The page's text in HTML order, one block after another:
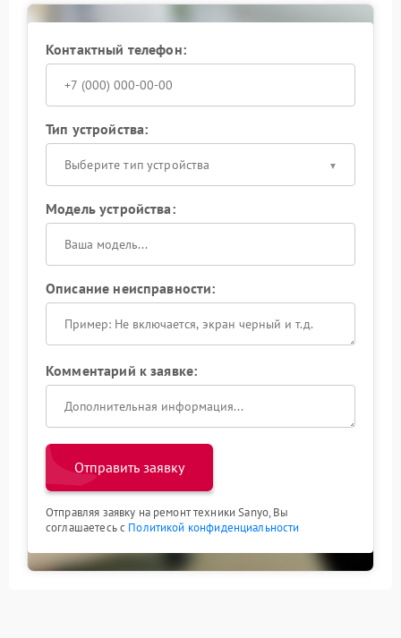
Контактный телефон:
Тип устройства:
Выберите тип устройства
Модель устройства:
Описание неисправности:
Комментарий к заявке:
Отправить заявку
Отправляя заявку на ремонт техники Sanyo, Вы
соглашаетесь с Политикой конфиденциальности